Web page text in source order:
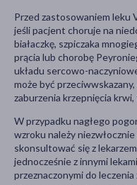
Przed zastosowaniem leku
jeśli pacjent choruje na
białaczkę, szpiczaka
prącia lub chorobę
układu sercowo-
może być
zaburzenia krzepnięcia
W przypadku nagłego
wzroku należy
skonsultować się z
jednocześnie z innymi
przeznaczonymi do